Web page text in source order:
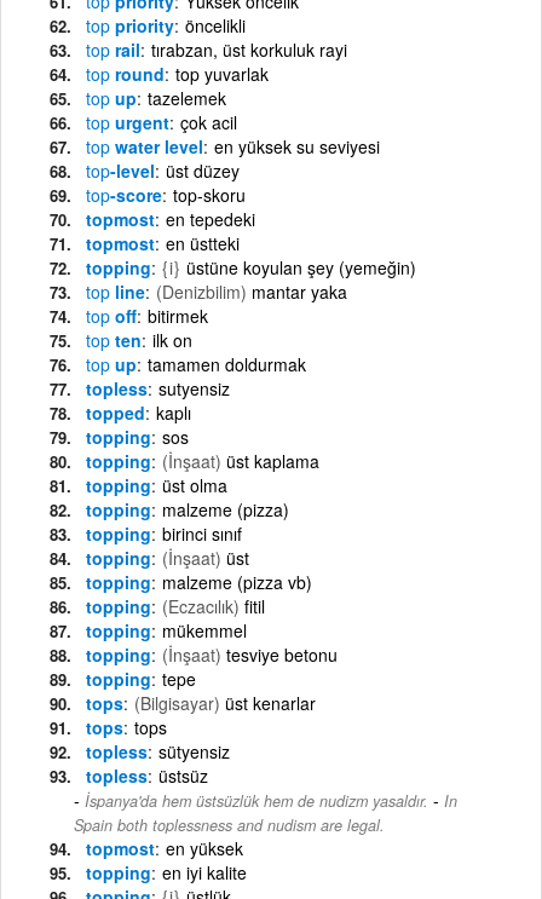
top priority öncelikli
top rail tırabzan, üst korkuluk rayi
top round top yuvarlak
top up tazelemek
top urgent çok acil
top water level en yüksek su seviyesi
top-level üst düzey
top-score top-skoru
topmost en tepedeki
topmost en üstteki
topping {i} üstüne koyulan şey (yemeğin)
top line (Denizbilim) mantar yaka
top off bitirmek
top ten ilk on
top up tamamen doldurmak
topless sutyensiz
topped kaplı
topping sos
topping (İnşaat) üst kaplama
topping üst olma
topping malzeme (pizza)
topping birinci sınıf
topping (İnşaat) üst
topping malzeme (pizza vb)
topping (Eczacılık) fitil
topping mükemmel
topping (İnşaat) tesviye betonu
topping tepe
tops (Bilgisayar) üst kenarlar
tops tops
topless sütyensiz
topless üstsüz
İspanya'da hem üstsüzlük hem de nudizm yasaldır. - In
Spain both toplessness and nudism are legal.
topmost en yüksek
topping en iyi kalite